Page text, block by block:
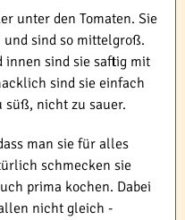
unter den Tomaten. Sie
und sind so mittelgroß.
sind sie saftig mit
sind sie einfach
nicht zu sauer.
man sie für alles
schmecken sie
prima kochen. Dabei
nicht gleich -